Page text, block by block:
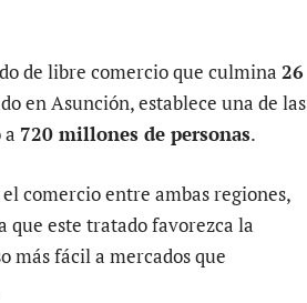
de libre comercio que culmina 26
en Asunción, establece una de las
720 millones de personas.
comercio entre ambas regiones,
que este tratado favorezca la
más fácil a mercados que